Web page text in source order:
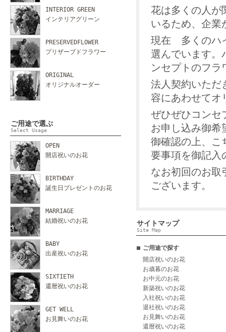
INTERIOR GREEN
インテリアグリーン
PRESERVEDFLOWER
プリザーブドフラワー
ORIGINAL
オリジナルオーダー
ご用途で選ぶ
Select Usage
OPEN
開店祝いのお花
BIRTHDAY
誕生日プレゼントのお花
MARRIAGE
結婚祝いのお花
BABY
出産祝いのお花
SIXTIETH
還暦祝いのお花
GET WELL
お見舞いのお花
花は多くの人が
いるため、企業
現在 多くのハ
選んでいます
ンセプトのフラ
法人契約いただ
容にあわせてオ
ぜひぜひコンセ
お申し込み御
御確認の上、こ
要事項を御記入
なお初回のお
ございます。
サイトマップ
Site Map
ご用途で探す
開店祝いのお花
お歳暮のお花
お中元のお花
新築祝いのお花
入社祝いのお花
退社祝いのお花
お見舞いのお花
還暦祝いのお花